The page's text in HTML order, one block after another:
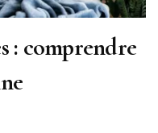
: comprendre